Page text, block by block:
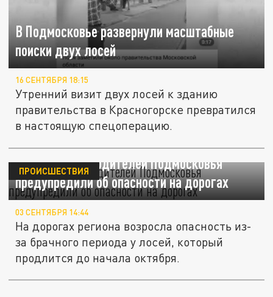
В Подмосковье развернули масштабные
поиски двух лосей
16 СЕНТЯБРЯ 18:15
Утренний визит двух лосей к зданию
правительства в Красногорске превратился
в настоящую спецоперацию.
Лосиный гон: водителей Подмосковья
предупредили об опасности на дорогах
ПРОИСШЕСТВИЯ
03 СЕНТЯБРЯ 14:44
На дорогах региона возросла опасность из-
за брачного периода у лосей, который
продлится до начала октября.